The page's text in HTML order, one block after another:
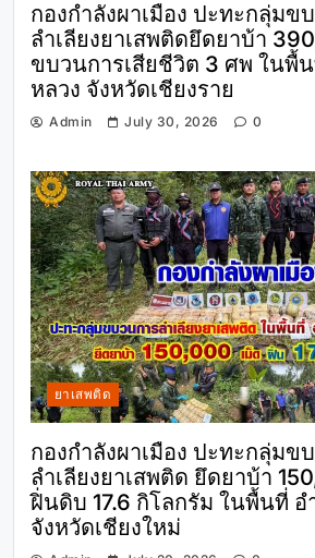
กองกำลังผาเมือง ปะทะกลุ่มข
ลำเลียงยาเสพติดยึดยาบ้า
ขบวนการเสียชีวิต 3 ศพ ในพื้
หลวง จังหวัดเชียงราย
Admin July 30, 2026 0
ยาเสพติด
กองกำลังผาเมือง ปะทะกลุ่มข
ลำเลียงยาเสพติด ยึดยาบ้า
ฝิ่นดิบ 17.6 กิโลกรัม ในพื้นที่ อ
จังหวัดเชียงใหม่